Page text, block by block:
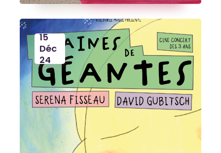
15
Déc
24